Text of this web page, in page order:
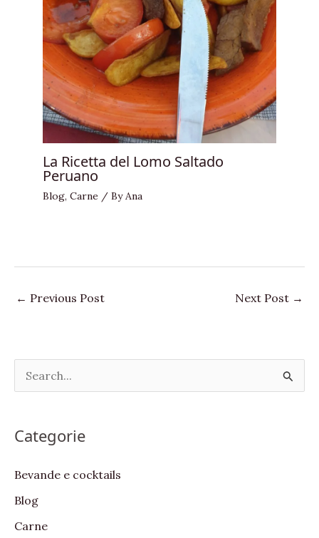
La Ricetta del Lomo Saltado
Peruano
Blog, Carne / ByAna
← Previous Post Next Post →
e
r
f
o
Categorie
Bevande e cocktails
Blog
Carne